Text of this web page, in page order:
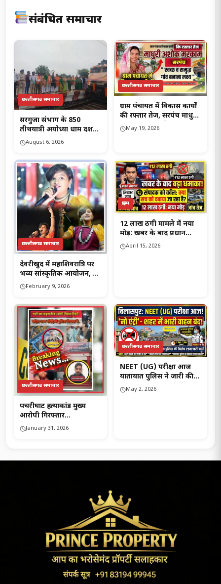
संबंधित समाचार
छत्‍तीसगढ समाचार
सरगुजा संभाग के 850
तीर्थयात्री अयोध्या धाम दर्शन
के लिए विशेष ट्रेन से
रवानामहापौर श्रीमती मंजूषा
भगत ने हरी झंडी दिखाकर
विशेष ट्रेन को किया रवाना..!
August 6, 2026
छत्‍तीसगढ समाचार
ग्राम पंचायत में विकास कार्यों
की रफ्तार तेज, सरपंच माधुरी
अशोक मरकाम ने कहा –
“स्वच्छ व समृद्ध गांव बनाना
May 19, 2026
छत्‍तीसगढ समाचार
देवरीखुर्द में महाशिवरात्रि पर
भव्य सांस्कृतिक आयोजन, 16
फ़रवरी को आरू साहू करेंगी
प्रस्तुति….!
February 9, 2026
क्राइम
12 लाख ठगी मामले में नया
मोड़: खबर के बाद प्रधान
संपादक को कॉल, निष्पक्ष
जांच की मांग तेज..!
April 15, 2026
छत्‍तीसगढ समाचार
पचरीघाट हत्याकांड मुख्य
आरोपी गिरफ्तार…
January 31, 2026
छत्‍तीसगढ समाचार
NEET (UG) परीक्षा आज
यातायात पुलिस ने जारी की
एडवाइजरी शहर में भारी
वाहनों की ‘NO ENTRY’.
May 2, 2026